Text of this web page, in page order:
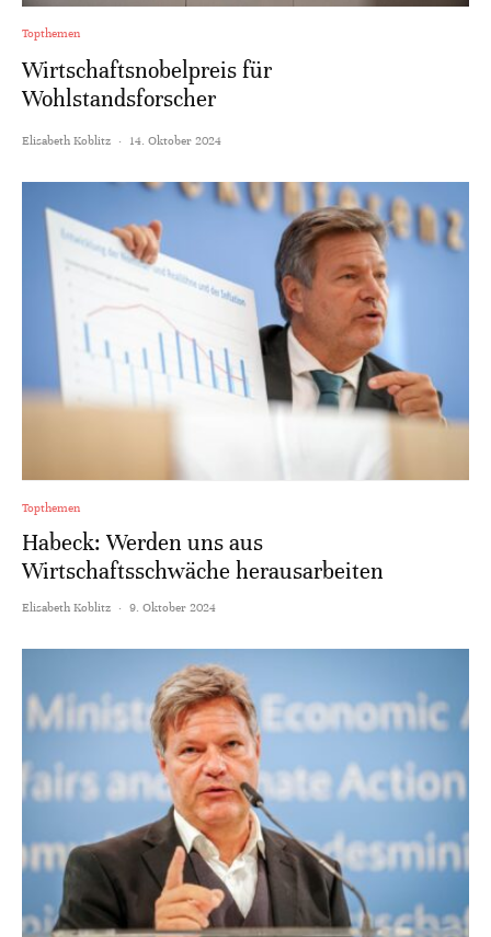
Topthemen
Wirtschaftsnobelpreis für
Wohlstandsforscher
Elisabeth Koblitz · 14. Oktober 2024
Topthemen
Habeck: Werden uns aus
Wirtschaftsschwäche herausarbeiten
Elisabeth Koblitz · 9. Oktober 2024